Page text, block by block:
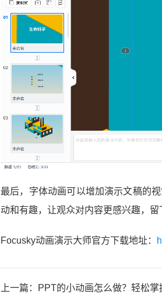
最后，字体动画可以增加演示文稿的
动和有趣，让观众对内容更感兴趣，留
Focusky动画演示大师官方下载地址：
上一篇：
PPT的小动画怎么做？轻松掌